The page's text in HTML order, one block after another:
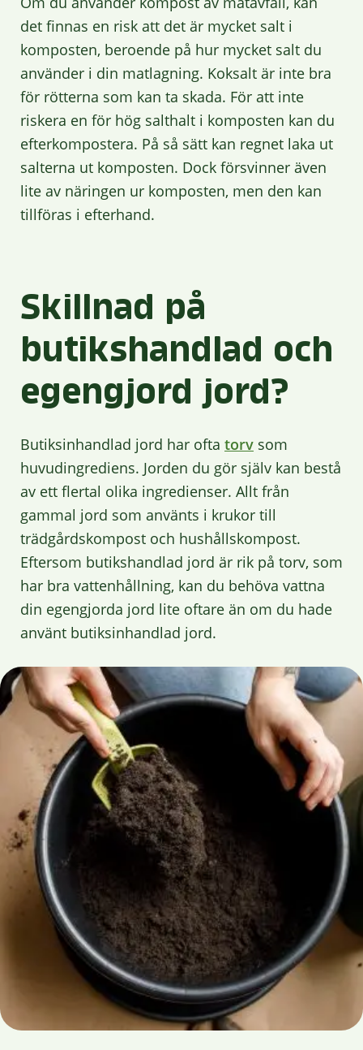
det finnas en risk att det är mycket salt i
komposten, beroende på hur mycket salt du
använder i din matlagning. Koksalt är inte bra
för rötterna som kan ta skada. För att inte
riskera en för hög salthalt i komposten kan du
efterkompostera. På så sätt kan regnet laka ut
salterna ut komposten. Dock försvinner även
lite av näringen ur komposten, men den kan
tillföras i efterhand.
Skillnad på
butikshandlad och
egengjord jord?
Butiksinhandlad jord har ofta torv som
huvudingrediens. Jorden du gör själv kan bestå
av ett flertal olika ingredienser. Allt från
gammal jord som använts i krukor till
trädgårdskompost och hushållskompost.
Eftersom butikshandlad jord är rik på torv, som
har bra vattenhållning, kan du behöva vattna
din egengjorda jord lite oftare än om du hade
använt butiksinhandlad jord.